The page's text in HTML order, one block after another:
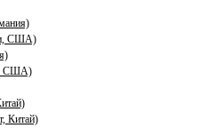
США)
США)
Китай)